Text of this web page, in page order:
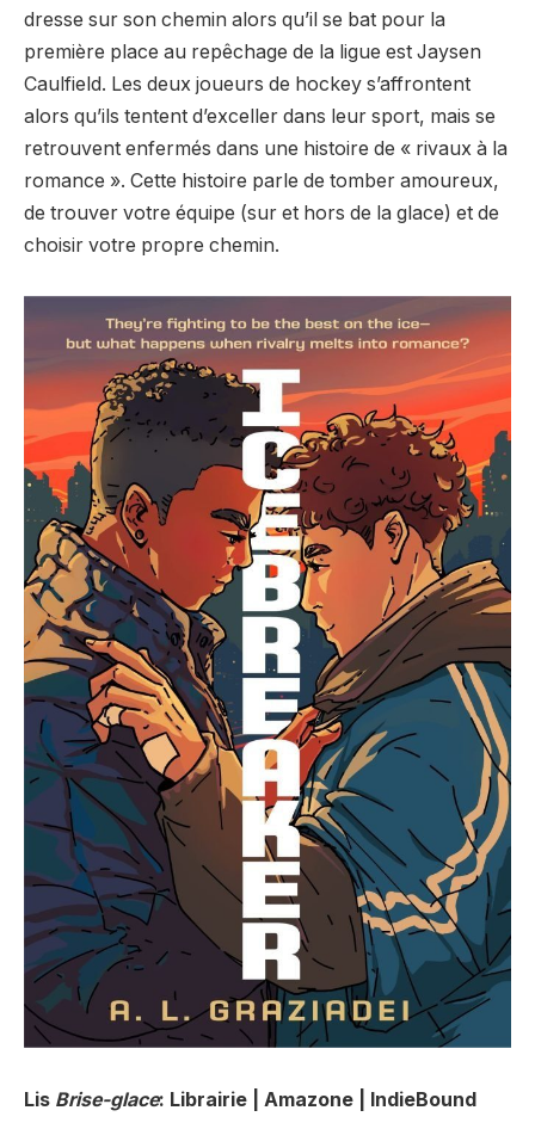
dresse sur son chemin alors qu’il se bat pour la
première place au repêchage de la ligue est Jaysen
Caulfield. Les deux joueurs de hockey s’affrontent
alors qu’ils tentent d’exceller dans leur sport, mais se
retrouvent enfermés dans une histoire de « rivaux à la
romance ». Cette histoire parle de tomber amoureux,
de trouver votre équipe (sur et hors de la glace) et de
choisir votre propre chemin.
Lis Brise-glace: Librairie | Amazone | IndieBound